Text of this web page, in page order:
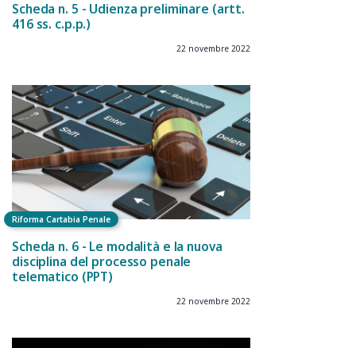
Scheda n. 5 - Udienza preliminare (artt.
416 ss. c.p.p.)
22 novembre 2022
Riforma Cartabia Penale
Scheda n. 6 - Le modalità e la nuova
disciplina del processo penale
telematico (PPT)
22 novembre 2022